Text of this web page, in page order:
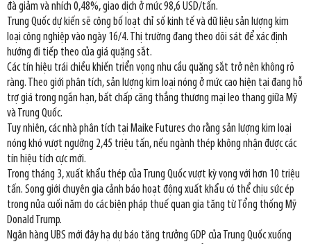
đà giảm và nhích 0,48%, giao dịch ở mức 98,6 USD/tấn.
Trung Quốc dự kiến sẽ công bố loạt chỉ số kinh tế và dữ liệu sản lượng kim
loại công nghiệp vào ngày 16/4. Thị trường đang theo dõi sát để xác định
hướng đi tiếp theo của giá quặng sắt.
Các tín hiệu trái chiều khiến triển vọng nhu cầu quặng sắt trở nên không rõ
ràng. Theo giới phân tích, sản lượng kim loại nóng ở mức cao hiện tại đang hỗ
trợ giá trong ngắn hạn, bất chấp căng thẳng thương mại leo thang giữa Mỹ
và Trung Quốc.
Tuy nhiên, các nhà phân tích tại Maike Futures cho rằng sản lượng kim loại
nóng khó vượt ngưỡng 2,45 triệu tấn, nếu ngành thép không nhận được các
tín hiệu tích cực mới.
Trong tháng 3, xuất khẩu thép của Trung Quốc vượt kỳ vọng với hơn 10 triệu
tấn. Song giới chuyên gia cảnh báo hoạt động xuất khẩu có thể chịu sức ép
trong nửa cuối năm do các biện pháp thuế quan gia tăng từ Tổng thống Mỹ
Donald Trump.
Ngân hàng UBS mới đây hạ dự báo tăng trưởng GDP của Trung Quốc xuống